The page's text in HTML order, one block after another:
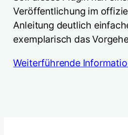
Veröffentlichung im
Anleitung deutlich
exemplarisch das
Weiterführende